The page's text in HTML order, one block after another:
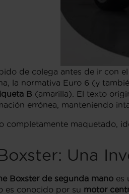
de colega antes de ir con
la normativa Euro 6 (y
B (amarilla). El texto
errónea, manteniendo
completamente maquetado,
Una
Boxster de segunda mano es
es conocido por su motor